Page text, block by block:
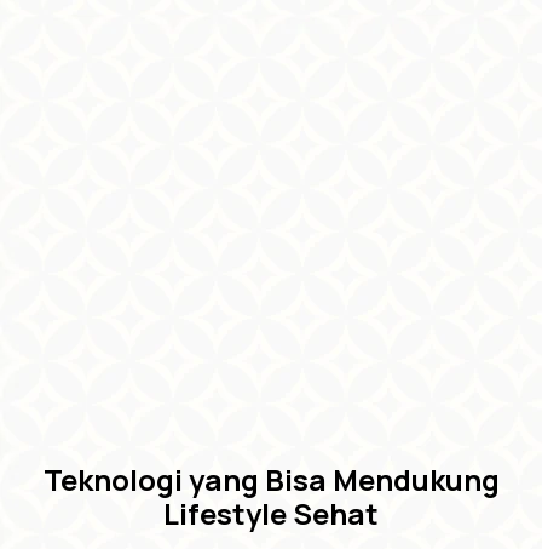
Teknologi yang Bisa Mendukung
Lifestyle Sehat